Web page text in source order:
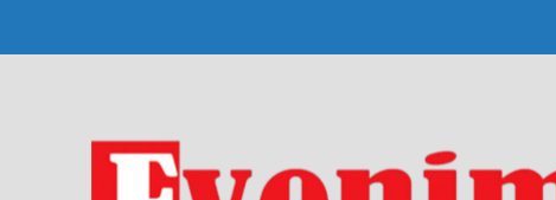
Eveniment Valcean